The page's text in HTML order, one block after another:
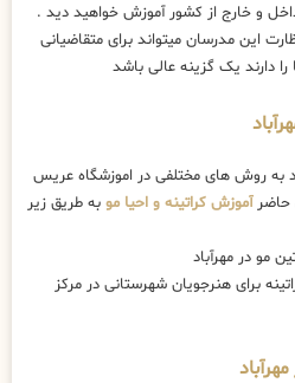
و خارج از کشور آموزش خواهید دید .
این مدرسان میتواند برای متقاضیانی
دارند یک گزینه عالی باشد
به روش های مختلفی در اموزشگاه عریس
حاضرآموزش کراتینه و احیا مو به طریق زیر
برای هنرجویان شهرستانی در مرکز